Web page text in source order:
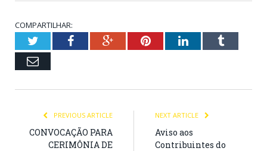
COMPARTILHAR:
TwitterFacebookGoogle+PinterestLinkedInTumblr
Email
PREVIOUS ARTICLE
CONVOCAÇÃO PARA
CERIMÔNIA DE
NEXT ARTICLE
Aviso aos
Contribuintes do